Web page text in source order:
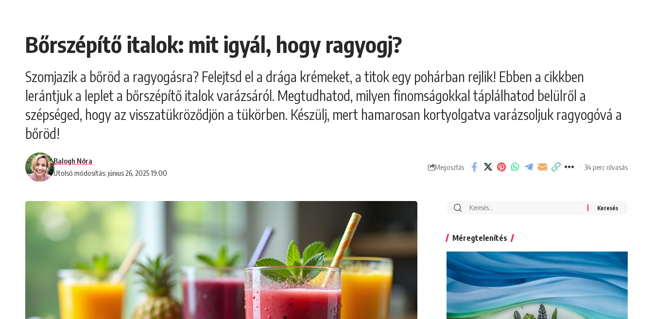
Bőrszépítő italok: mit igyál, hogy ragyogj?
Szomjazik a bőröd a ragyogásra? Felejtsd el a drága krémeket, a titok egy pohárban rejlik! Ebben a cikkben
lerántjuk a leplet a bőrszépítő italok varázsáról. Megtudhatod, milyen finomságokkal táplálhatod belülről a
szépséged, hogy az visszatükröződjön a tükörben. Készülj, mert hamarosan kortyolgatva varázsoljuk ragyogóvá a
bőröd!
Utolsó módosítás: június 26, 2025 19:00
Balogh Nóra
Megosztás 34 perc olvasás
Search
Méregtelenítés